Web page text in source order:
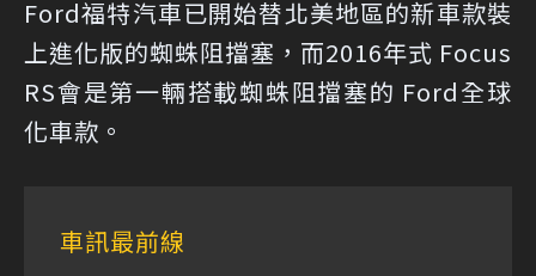
Ford福特汽車已開始替北美地區的新車款裝
上進化版的蜘蛛阻擋塞，而2016年式 Focus
RS會是第一輛搭載蜘蛛阻擋塞的 Ford全球
化車款。
車訊最前線